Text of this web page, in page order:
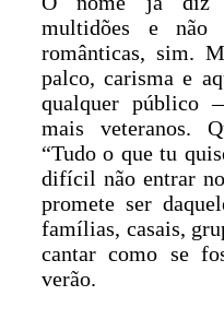
multidões e não
românticas, sim.
palco, carisma e
qualquer público
mais veteranos.
“Tudo o que tu
difícil não entrar
promete ser
famílias, casais,
cantar como se
verão.